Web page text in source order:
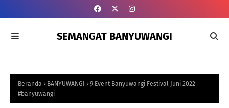
SEMANGAT BANYUWANGI
Beranda BANYUWANGI
9 Event Banyuwangi Festival Juni 2022
#banyuwangi